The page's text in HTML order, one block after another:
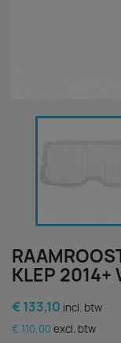
KLEP 2014+
€ 133,10 incl. btw
€ 110,00 excl. btw